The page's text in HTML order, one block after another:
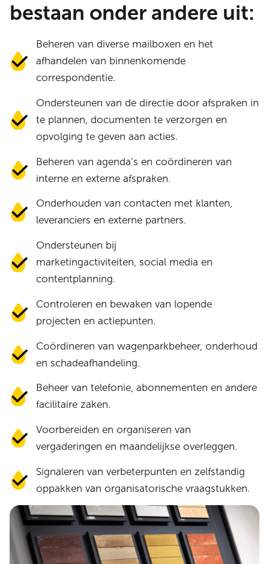
bestaan onder andere uit:
Beheren van diverse mailboxen en het
afhandelen van binnenkomende
correspondentie.
Ondersteunen van de directie door afspraken in
te plannen, documenten te verzorgen en
opvolging te geven aan acties.
Beheren van agenda’s en coördineren van
interne en externe afspraken.
Onderhouden van contacten met klanten,
leveranciers en externe partners.
Ondersteunen bij
marketingactiviteiten, social media en
contentplanning.
Controleren en bewaken van lopende
projecten en actiepunten.
Coördineren van wagenparkbeheer, onderhoud
en schadeafhandeling.
Beheer van telefonie, abonnementen en andere
facilitaire zaken.
Voorbereiden en organiseren van
vergaderingen en maandelijkse overleggen.
Signaleren van verbeterpunten en zelfstandig
oppakken van organisatorische vraagstukken.